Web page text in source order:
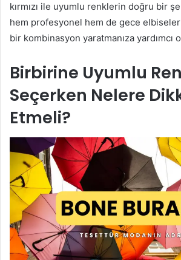
kırmızı ile uyumlu renklerin doğru bir
hem profesyonel hem de gece
bir kombinasyon yaratmanıza yardımcı
Birbirine Uyumlu
Seçerken Nelere
Etmeli?